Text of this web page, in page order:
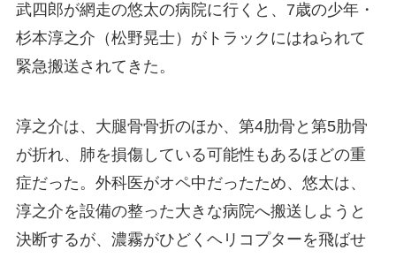
武四郎が網走の悠太の病院に行くと、7歳の少年・
杉本淳之介（松野晃士）がトラックにはねられて
緊急搬送されてきた。
淳之介は、大腿骨骨折のほか、第4肋骨と第5肋骨
が折れ、肺を損傷している可能性もあるほどの重
症だった。外科医がオペ中だったため、悠太は、
淳之介を設備の整った大きな病院へ搬送しようと
決断するが、濃霧がひどくヘリコプターを飛ばせ